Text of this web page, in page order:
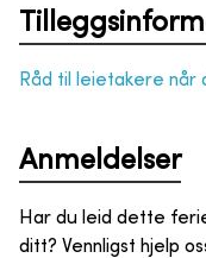
Råd til leietakere når
Anmeldelser
Har du leid dette
ditt? Vennligst hjelp